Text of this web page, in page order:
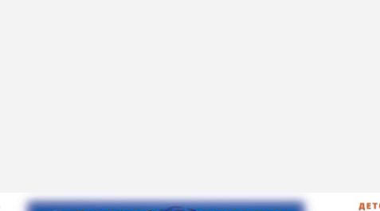
умов доставки і оплати:Умови доставки та оплати